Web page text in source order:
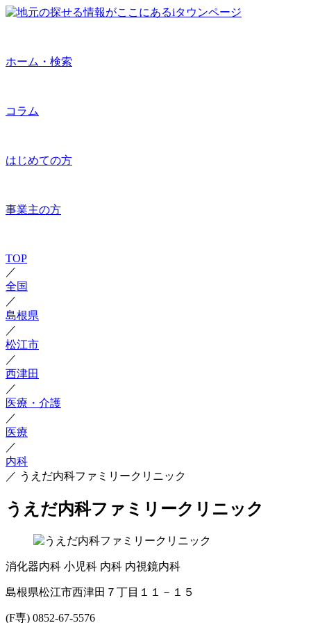
ホーム・検索
コラム
はじめての方
事業主の方
TOP
／
全国
／
島根県
／
松江市
／
西津田
／
医療・介護
／
医療
／
内科
／ うえだ内科ファミリークリニック
うえだ内科ファミリークリニック
消化器内科 小児科 内科 内視鏡内科
島根県松江市西津田７丁目１１－１５
(F専) 0852-67-5576